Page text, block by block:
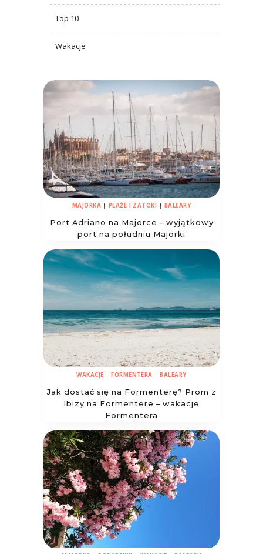
Top 10
Wakacje
MAJORKA | PLAŻE I ZATOKI | BALEARY
Port Adriano na Majorce – wyjątkowy
port na południu Majorki
WAKACJE |FORMENTERA |BALEARY
Jak dostać się na Formenterę? Prom z
Ibizy na Formentere – wakacje
Formentera